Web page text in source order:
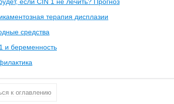
терапия дисплазии
средства
и беременность
к оглавлению